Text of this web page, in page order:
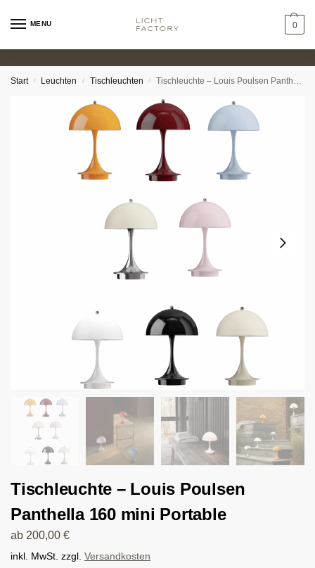
MENU 0
Start / Leuchten / Tischleuchten / Tischleuchte – Louis Poulsen Panthella 160 mini Portable
Tischleuchte – Louis Poulsen
Panthella 160 mini Portable
ab 200,00 €
inkl. MwSt. zzgl. Versandkosten